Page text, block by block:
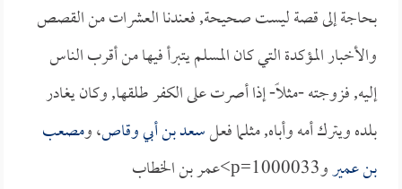
بحاجة إلى قصة ليست صحيحة, فعندنا العشرات من القصص
والأخبار المؤكدة التي كان المسلم يتبرأ فيها من أقرب الناس
إليه, فزوجته -مثلاً- إذا أصرت على الكفر طلقها, وكان يغادر
بلده ويترك أمه وأباه, مثلما فعلسعد بن أبي وقاص، ومصعب
بن عميروp=1000033>عمر بن الخطاب